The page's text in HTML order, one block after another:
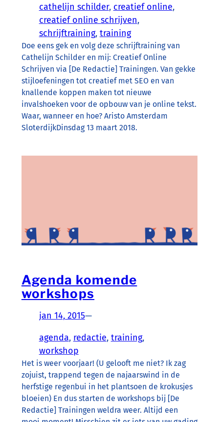
cathelijn schilder, creatief online ,
creatief online schrijven ,
schrijftraining, training
Doe eens gek en volg deze schrijftraining van
Cathelijn Schilder en mij: Creatief Online
Schrijven via [De Redactie] Trainingen. Van gekke
stijloefeningen tot creatief met SEO en van
knallende koppen maken tot nieuwe
invalshoeken voor de opbouw van je online tekst.
Waar, wanneer en hoe? Aristo Amsterdam
SloterdijkDinsdag 13 maart 2018.
Agenda komende
workshops
jan 14, 2015—
agenda, redactie, training,
workshop
Het is weer voorjaar! (U gelooft me niet? Ik zag
zojuist, trappend tegen de najaarswind in de
herfstige regenbui in het plantsoen de krokusjes
bloeien) En dus starten de workshops bij [De
Redactie] Trainingen weldra weer. Altijd een